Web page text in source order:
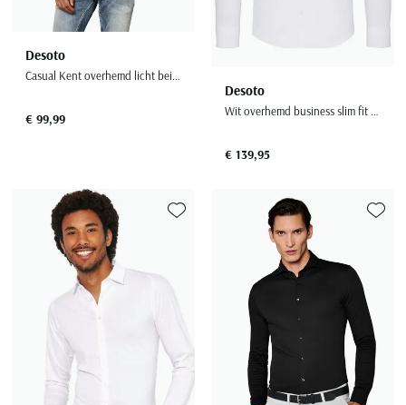
Desoto
Casual Kent overhemd licht beige katoen
€ 99,99
Desoto
Wit overhemd business slim fit effen katoen
€ 139,95
Toevoegen aan favorieten